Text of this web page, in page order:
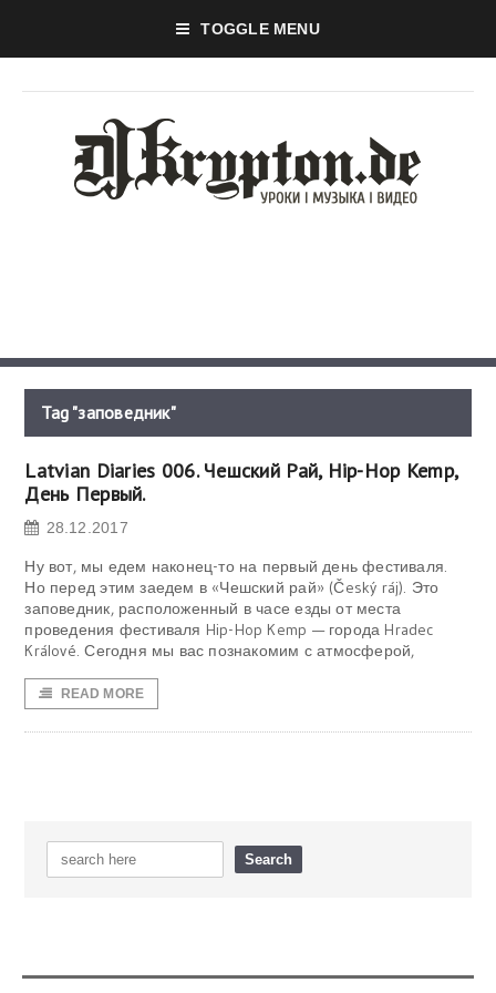
TOGGLE MENU
Tag "заповедник"
Latvian Diaries 006. Чешский Рай, Hip-Hop Kemp,
День Первый.
28.12.2017
Ну вот, мы едем наконец-то на первый день фестиваля.
Но перед этим заедем в «Чешский рай» (Český ráj). Это
заповедник, расположенный в часе езды от места
проведения фестиваля Hip-Hop Kemp — города Hradec
Králové. Сегодня мы вас познакомим с атмосферой,
READ MORE